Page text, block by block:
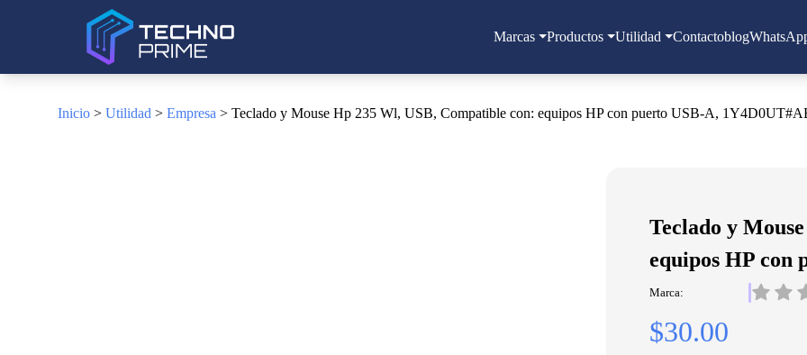
Marcas Productos Utilidad Contactoblog
Inicio > Utilidad > Empresa > Teclado y Mouse Hp 235 Wl, USB, Compatible con: equipos HP con puerto USB-A,
Teclado y
equipos HP con
Marca:
$30.00